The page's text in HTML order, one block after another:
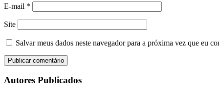
E-mail *
Site
Salvar meus dados neste navegador para a próxima vez que eu
Autores Publicados